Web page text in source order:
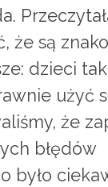
że są
dzieci
użyć
że
błędów
było